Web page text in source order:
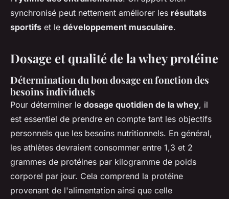
synchronisé peut nettement améliorer les résultats
sportifs et le développement musculaire.
Dosage et qualité de la whey protéine
Détermination du bon dosage en fonction des
besoins individuels
Pour déterminer le dosage quotidien de la whey, il
est essentiel de prendre en compte tant les objectifs
personnels que les besoins nutritionnels. En général,
les athlètes devraient consommer entre 1,3 et 2
grammes de protéines par kilogramme de poids
corporel par jour. Cela comprend la protéine
provenant de l'alimentation ainsi que celle